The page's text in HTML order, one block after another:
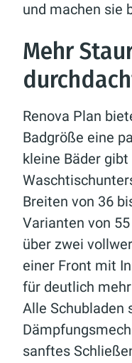
und machen sie
Mehr
Renova Plan
Badgröße eine
kleine Bäder
Breiten von 36
Varianten von
über zwei
einer Front mit
für deutlich
Alle Schubladen
sanftes